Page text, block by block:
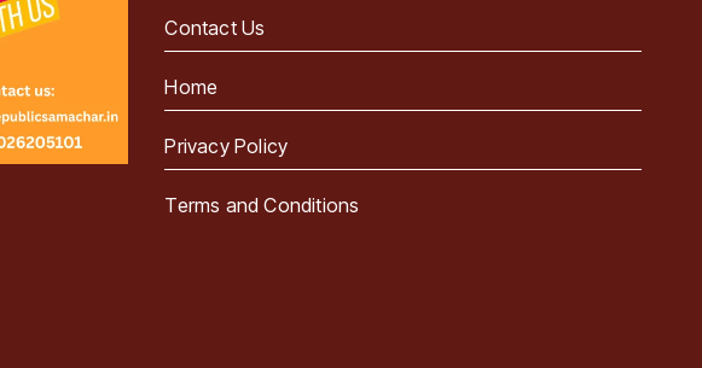
Contact Us
Home
Privacy Policy
Terms and Conditions